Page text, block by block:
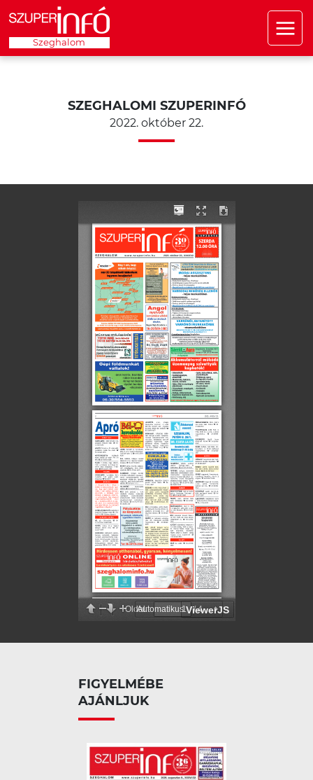
Szeghalom
SZEGHALOMI SZUPERINFÓ
2022. október 22.
FIGYELMÉBE
AJÁNLJUK